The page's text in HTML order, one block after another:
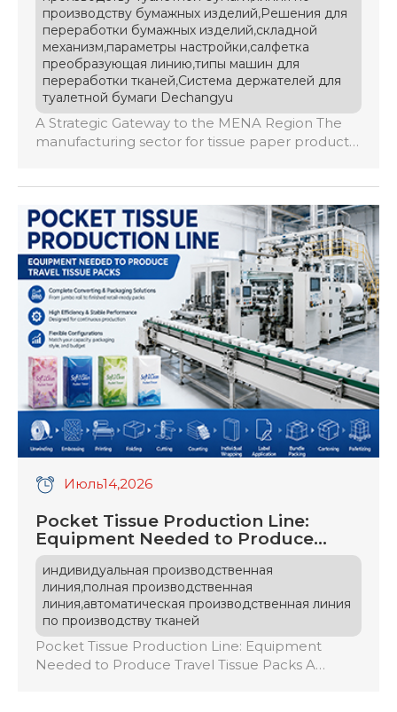
производству бумажных изделий,Решения для
переработки бумажных изделий,складной
механизм,параметры настройки,салфетка
преобразующая линию,типы машин для
переработки тканей,Система держателей для
туалетной бумаги Dechangyu
A Strategic Gateway to the MENA Region The
manufacturing sector for tissue paper products
demand scales and major players leverage
trade agreements like COMESA and GAFTA, the
local market has turned into a hyper-
competitive export hub. […]
Июль14,2026
Pocket Tissue Production Line:
Equipment Needed to Produce
Travel Tissue Packs
индивидуальная производственная
линия,полная производственная
линия,автоматическая производственная линия
по производству тканей
Pocket Tissue Production Line: Equipment
Needed to Produce Travel Tissue Packs A